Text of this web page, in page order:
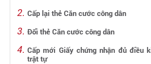
Cấp lại thẻ Căn cước công dân
Đổi thẻ Căn cước công dân
Cấp mới Giấy chứng nhận đủ điều
trật tự